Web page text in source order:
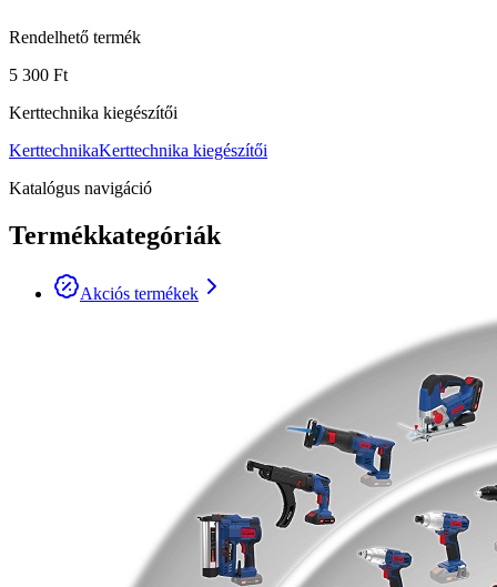
Rendelhető termék
5 300 Ft
Kerttechnika kiegészítői
KerttechnikaKerttechnika kiegészítői
Katalógus navigáció
Termékkategóriák
Akciós termékek